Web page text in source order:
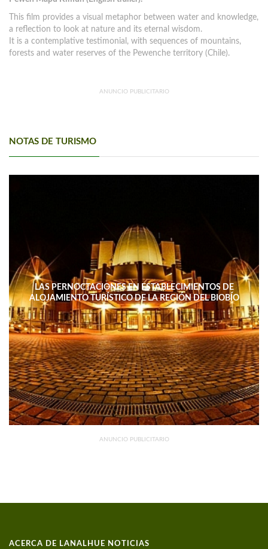
This film provides a visual metaphor between water and knowledge,
a reflection to look at nature and its eternal wisdom.
It is a contemplative testimonial, with sequences of mountains,
forests and water reserves of the Pewenche territory (Chile).
ANUNCIO PUBLICITARIO
NOTAS DE TURISMO
LAS PERNOCTACIONES EN ESTABLECIMIENTOS DE
ALOJAMIENTO TURÍSTICO DE LA REGIÓN DEL BIOBÍO
DISMINUYERON 15,4% INTERANUAL
ANUNCIO PUBLICITARIO
ACERCA DE LANALHUE NOTICIAS